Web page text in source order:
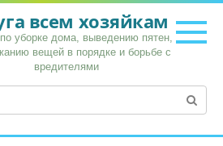
всем хозяйкам
уборке дома, выведению пятен,
вещей в порядке и борьбе с
вредителями